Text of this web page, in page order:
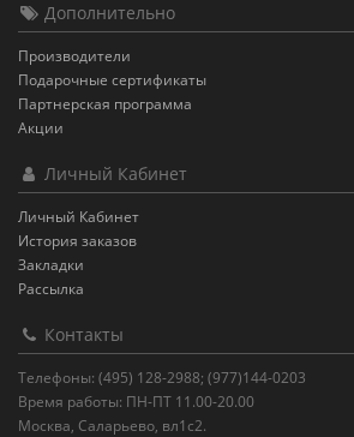
Дополнительно
Производители
Подарочные сертификаты
Партнерская программа
Акции
Личный Кабинет
Личный Кабинет
История заказов
Закладки
Рассылка
Контакты
Телефоны: (495) 128-2988; (977)144-0203
Время работы: ПН-ПТ 11.00-20.00
Москва, Саларьево, вл1с2.